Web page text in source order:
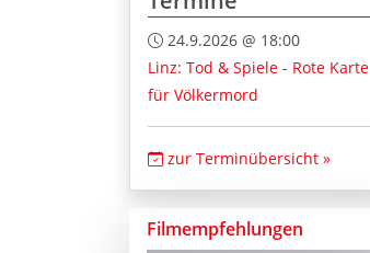
24.9.2026 @ 18:00
Linz: Tod & Spiele - Rote Karte
für Völkermord
zur Terminübersicht »
Filmempfehlungen